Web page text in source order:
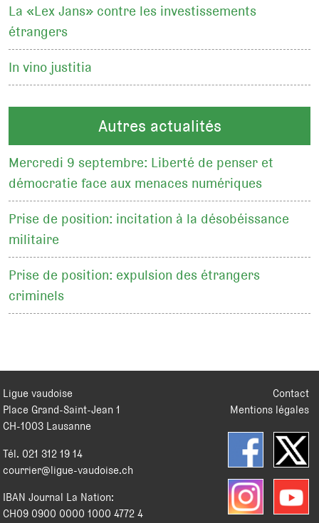
La «Lex Jans» contre les investissements
étrangers
In vino justitia
Autres actualités
Mercredi 9 septembre: Liberté de penser et
démocratie face aux menaces numériques
Prise de position: incitation à la désobéissance
militaire
Prise de position: expulsion des étrangers
criminels
Contact
Mentions légales
Ligue vaudoise
Place Grand-Saint-Jean 1
CH-1003 Lausanne
Tél. 021 312 19 14
courrier@ligue-vaudoise.ch
IBAN Journal La Nation:
CH09 0900 0000 1000 4772 4